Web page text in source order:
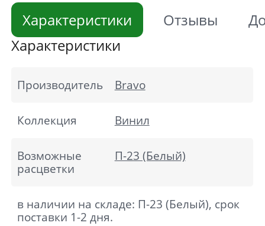
Характеристики Отзывы
Характеристики
Производитель Bravo
Коллекция Винил
Возможные
расцветки
П-23 (Белый)
в наличии на складе: П-23 (Белый), срок
поставки 1-2 дня.